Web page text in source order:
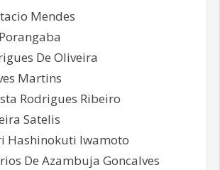
Mendes
De Oliveira
Martins
Rodrigues Ribeiro
Satelis
Hashinokuti Iwamoto
De Azambuja Goncalves